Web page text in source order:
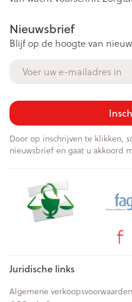
Nieuwsbrief
Blijf op de hoogte van
Door op inschrijven te klikken,
nieuwsbrief en gaat u akkoord
Juridische links
Algemene verkoopsvoorwaarden